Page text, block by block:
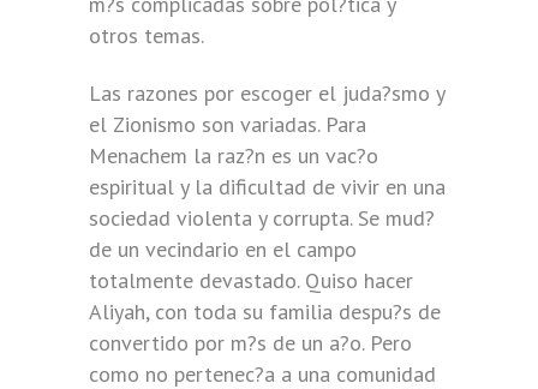
otros temas.
Las razones por escoger el juda?smo y
el Zionismo son variadas. Para
Menachem la raz?n es un vac?o
espiritual y la dificultad de vivir en una
sociedad violenta y corrupta. Se mud?
de un vecindario en el campo
totalmente devastado. Quiso hacer
Aliyah, con toda su familia despu?s de
convertido por m?s de un a?o. Pero
como no pertenec?a a una comunidad